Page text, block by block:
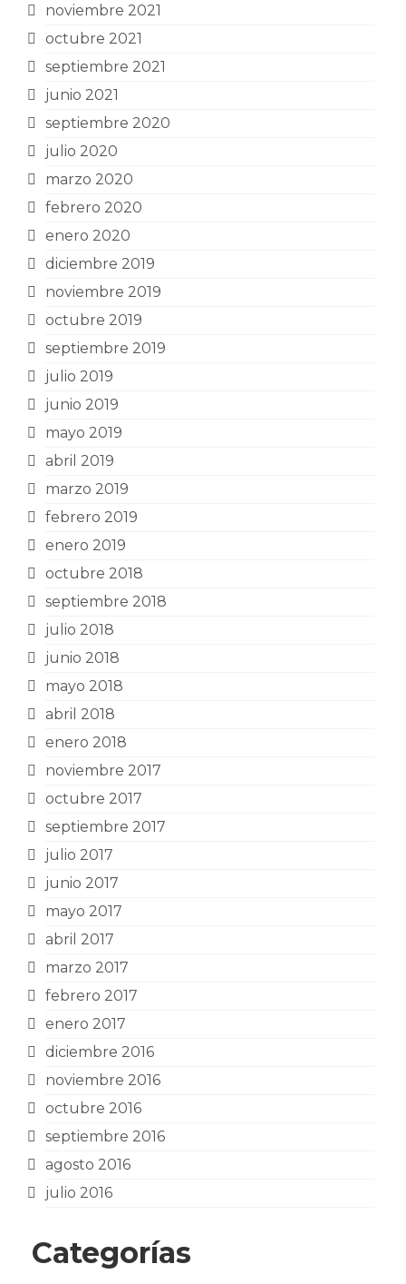
noviembre 2021
octubre 2021
septiembre 2021
junio 2021
septiembre 2020
julio 2020
marzo 2020
febrero 2020
enero 2020
diciembre 2019
noviembre 2019
octubre 2019
septiembre 2019
julio 2019
junio 2019
mayo 2019
abril 2019
marzo 2019
febrero 2019
enero 2019
octubre 2018
septiembre 2018
julio 2018
junio 2018
mayo 2018
abril 2018
enero 2018
noviembre 2017
octubre 2017
septiembre 2017
julio 2017
junio 2017
mayo 2017
abril 2017
marzo 2017
febrero 2017
enero 2017
diciembre 2016
noviembre 2016
octubre 2016
septiembre 2016
agosto 2016
julio 2016
Categorías